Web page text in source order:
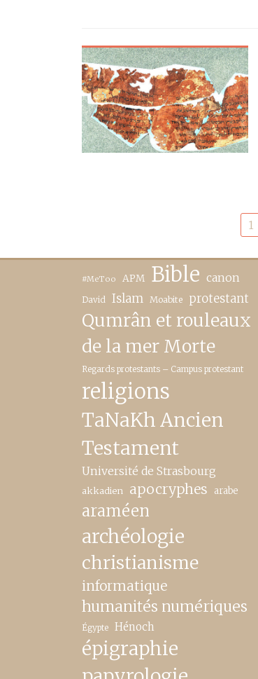
1
#MeToo APM Bible canon
David Islam Moabite protestant
Qumrân et rouleaux
de la mer Morte
Regards protestants – Campus protestant
religions
TaNaKh Ancien
Testament
Université de Strasbourg
akkadien apocryphes arabe
araméen
archéologie
christianisme
informatique
humanités numériques
Égypte Hénoch
épigraphie